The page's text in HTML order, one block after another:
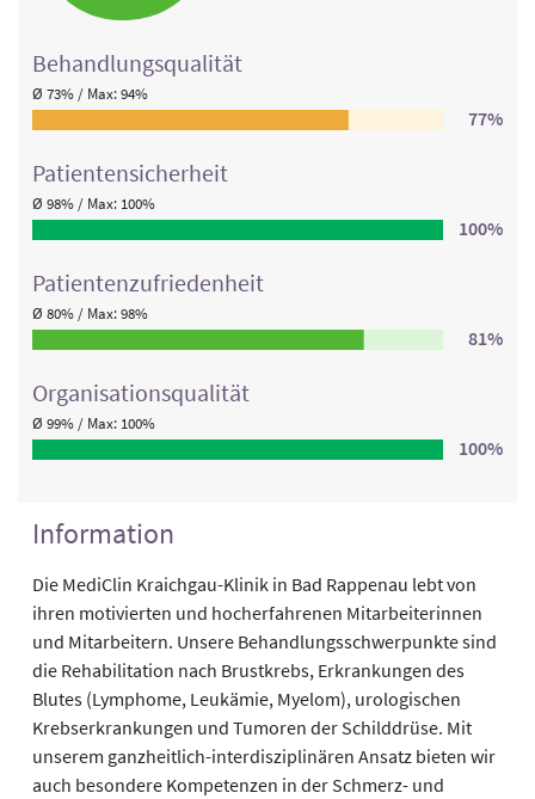
Behandlungs­qualität
Ø 73% / Max: 94%
77%
Patienten­sicherheit
Ø 98% / Max: 100%
100%
Patienten­zufriedenheit
Ø 80% / Max: 98%
81%
Organisations­qualität
Ø 99% / Max: 100%
100%
Information
Die MediClin Kraichgau-Klinik in Bad Rappenau lebt von
ihren motivierten und hocherfahrenen Mitarbeiterinnen
und Mitarbeitern. Unsere Behandlungsschwerpunkte sind
die Rehabilitation nach Brustkrebs, Erkrankungen des
Blutes (Lymphome, Leukämie, Myelom), urologischen
Krebserkrankungen und Tumoren der Schilddrüse. Mit
unserem ganzheitlich-interdisziplinären Ansatz bieten wir
auch besondere Kompetenzen in der Schmerz- und